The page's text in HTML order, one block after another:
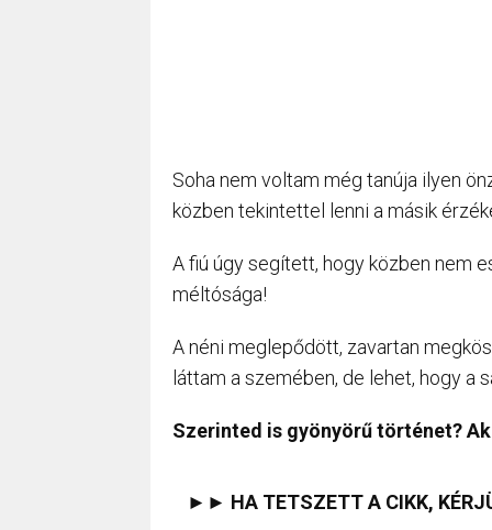
Soha nem voltam még tanúja ilyen
közben tekintettel lenni a másik
A fiú úgy segített, hogy közben nem
méltósága!
A néni meglepődött, zavartan
láttam a szemében, de lehet, hogy a
Szerinted is gyönyörű történet?
►► HA TETSZETT A CIKK,